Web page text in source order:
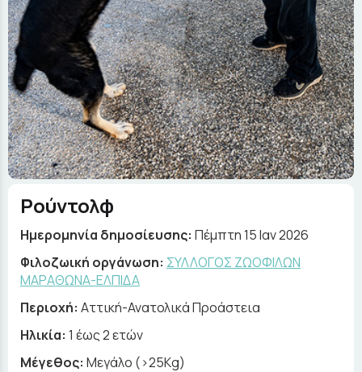
Ρούντολφ
Ημερομηνία δημοσίευσης: Πέμπτη 15 Ιαν 2026
Φιλοζωική οργάνωση: ΣΥΛΛΟΓΟΣ ΖΩΟΦΙΛΩΝ
ΜΑΡΑΘΩΝΑ-ΕΛΠΙΔΑ
Περιοχή: Αττική-Ανατολικά Προάστεια
Ηλικία: 1 έως 2 ετών
Μέγεθος: Μεγάλο (>25Kg)